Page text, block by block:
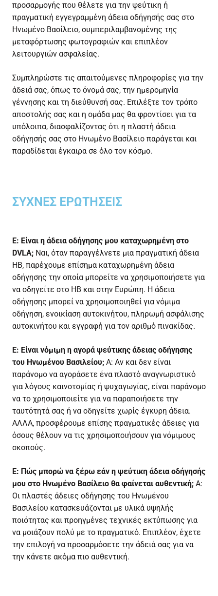
προσαρμογής που θέλετε για την ψεύτικη ή
πραγματική εγγεγραμμένη άδεια οδήγησής σας στο
Ηνωμένο Βασίλειο, συμπεριλαμβανομένης της
μεταφόρτωσης φωτογραφιών και επιπλέον
λειτουργιών ασφαλείας.
Συμπληρώστε τις απαιτούμενες πληροφορίες για την
άδειά σας, όπως το όνομά σας, την ημερομηνία
γέννησης και τη διεύθυνσή σας. Επιλέξτε τον τρόπο
αποστολής σας και η ομάδα μας θα φροντίσει για τα
υπόλοιπα, διασφαλίζοντας ότι η πλαστή άδεια
οδήγησής σας στο Ηνωμένο Βασίλειο παράγεται και
παραδίδεται έγκαιρα σε όλο τον κόσμο.
ΣΥΧΝΈΣ ΕΡΩΤΉΣΕΙΣ
Ε: Είναι η άδεια οδήγησης μου καταχωρημένη στο
DVLA; Ναι, όταν παραγγέλνετε μια πραγματική άδεια
ΗΒ, παρέχουμε επίσημα καταχωρημένη άδεια
οδήγησης την οποία μπορείτε να χρησιμοποιήσετε για
να οδηγείτε στο ΗΒ και στην Ευρώπη. Η άδεια
οδήγησης μπορεί να χρησιμοποιηθεί για νόμιμα
οδήγηση, ενοικίαση αυτοκινήτου, πληρωμή ασφάλισης
αυτοκινήτου και εγγραφή για τον αριθμό πινακίδας.
Ε: Είναι νόμιμη η αγορά ψεύτικης άδειας οδήγησης
του Ηνωμένου Βασιλείου; Α: Αν και δεν είναι
παράνομο να αγοράσετε ένα πλαστό αναγνωριστικό
για λόγους καινοτομίας ή ψυχαγωγίας, είναι παράνομο
να το χρησιμοποιείτε για να παραποιήσετε την
ταυτότητά σας ή να οδηγείτε χωρίς έγκυρη άδεια.
ΑΛΛΑ, προσφέρουμε επίσης πραγματικές άδειες για
όσους θέλουν να τις χρησιμοποιήσουν για νόμιμους
σκοπούς.
Ε: Πώς μπορώ να ξέρω εάν η ψεύτικη άδεια οδήγησής
μου στο Ηνωμένο Βασίλειο θα φαίνεται αυθεντική; Α:
Οι πλαστές άδειες οδήγησης του Ηνωμένου
Βασιλείου κατασκευάζονται με υλικά υψηλής
ποιότητας και προηγμένες τεχνικές εκτύπωσης για
να μοιάζουν πολύ με το πραγματικό. Επιπλέον, έχετε
την επιλογή να προσαρμόσετε την άδειά σας για να
την κάνετε ακόμα πιο αυθεντική.